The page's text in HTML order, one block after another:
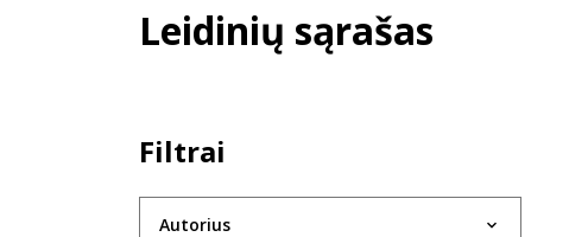
Leidinių sąrašas
Filtrai
Autorius